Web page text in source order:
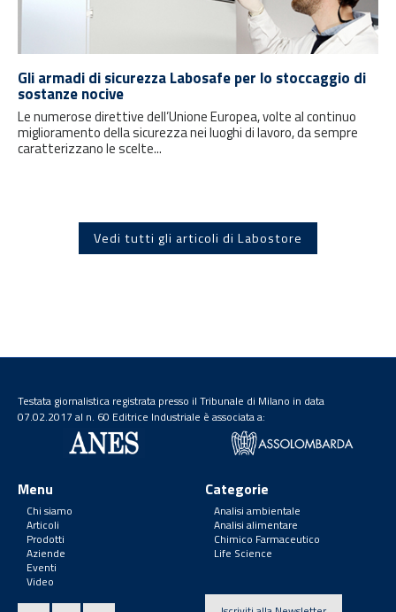
Gli armadi di sicurezza Labosafe per lo stoccaggio di
sostanze nocive
Le numerose direttive dell’Unione Europea, volte al continuo
miglioramento della sicurezza nei luoghi di lavoro, da sempre
caratterizzano le scelte...
Vedi tutti gli articoli di Labostore
Testata giornalistica registrata presso il Tribunale di Milano in data
07.02.2017 al n. 60 Editrice Industriale è associata a:
Menu
Chi siamo
Articoli
Prodotti
Aziende
Eventi
Video
Categorie
Analisi ambientale
Analisi alimentare
Chimico Farmaceutico
Life Science